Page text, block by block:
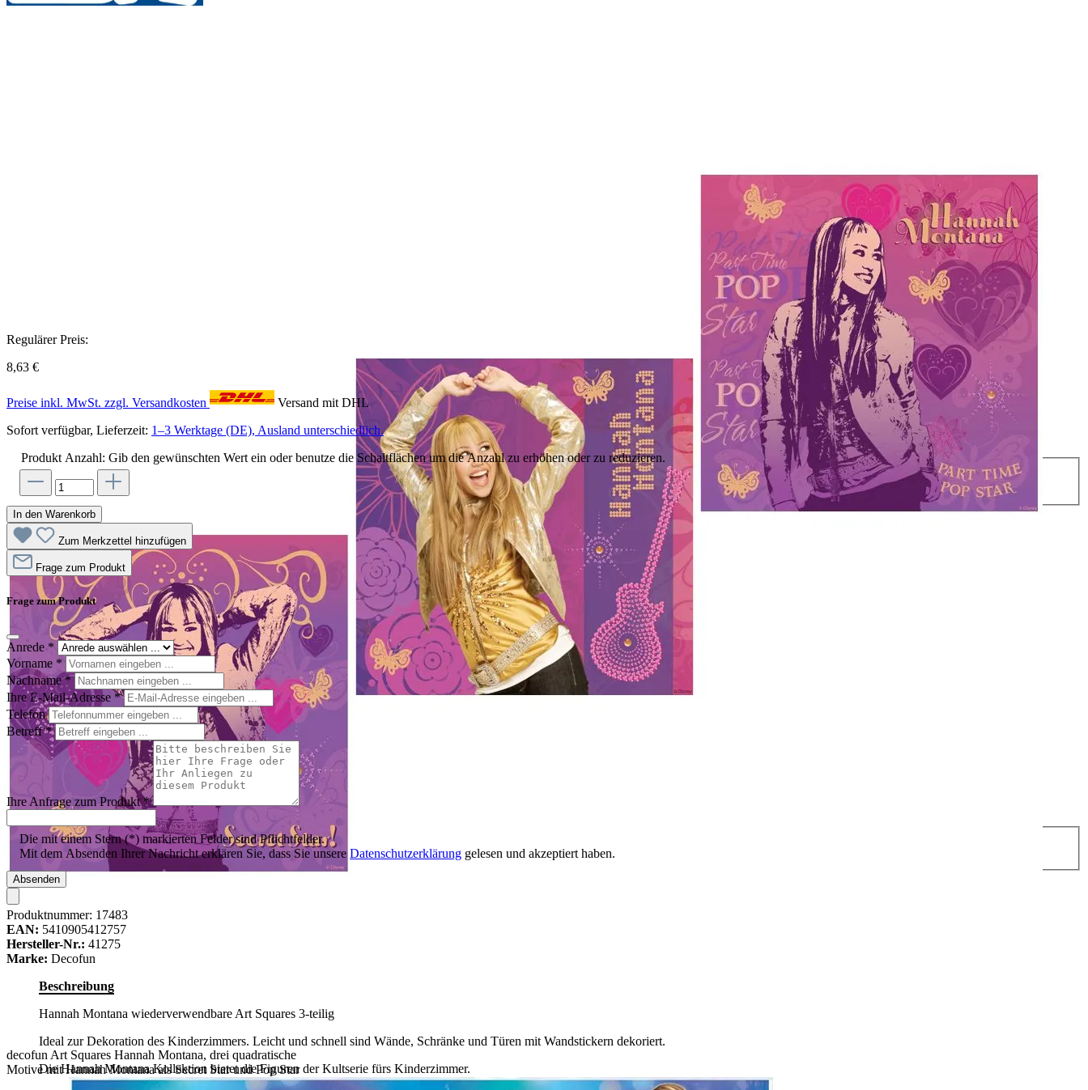
decofun Art Squares Hannah Montana, drei quadratische
Motive mit Hannah Montana als Secret Star und Pop Star
Regulärer Preis:
8,63 €
Preise inkl. MwSt. zzgl. Versandkosten
Versand mit DHL
Sofort verfügbar, Lieferzeit: 1–3 Werktage (DE), Ausland unterschiedlich.
Produkt Anzahl: Gib den gewünschten Wert ein oder benutze die Schaltflächen um die Anzahl zu erhöhen oder zu reduzieren.
In den Warenkorb
Zum Merkzettel hinzufügen
Frage zum Produkt
Frage zum Produkt
Anrede*
Vorname *
Nachname*
Ihre E-Mail-Adresse *
Telefon
Betreff*
Ihre Anfrage zum Produkt*
Die mit einem Stern (*) markierten Felder sind Pflichtfelder.
Mit dem Absenden Ihrer Nachricht erklären Sie, dass Sie unsere Datenschutzerklärung gelesen und akzeptiert haben.
Absenden
Produktnummer: 17483
EAN: 5410905412757
Hersteller-Nr.: 41275
Marke: Decofun
Beschreibung
Hannah Montana wiederverwendbare Art Squares 3-teilig
Ideal zur Dekoration des Kinderzimmers. Leicht und schnell sind Wände, Schränke und Türen mit Wandstickern dekoriert.
Die Hannah Montana Kollektion bietet die Figuren der Kultserie fürs Kinderzimmer.